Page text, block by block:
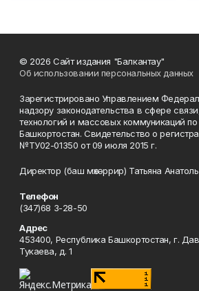
© 2026 Сайт издания "Балкантау"
Об использовании персональных данных
Зарегистрировано Управлением
надзору законодательства в сфере
технологий и массовых коммуникаций
Башкортостан. Свидетельство о
№ТУ02-01350 от 09 июля 2015 г.
Директор (баш мөхәррир) Татьяна
Телефон
(347)68 3-28-50
Адрес
453400, Республика Башкортостан, г.
Тукаева, д. 1